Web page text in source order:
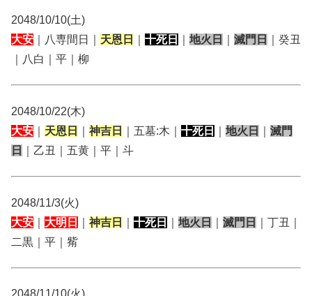
2048/10/10(土)
大安 ｜八専間日｜ 天恩日 十死日 地火日 滅門日
｜癸丑
｜八白｜平｜柳
2048/10/22(木)
大安
天恩日 神吉日 ｜五墓:木｜ 十死日 地火日
滅門
日
｜乙丑｜五黄｜平｜斗
2048/11/3(火)
大安
大明日 神吉日 十死日 地火日 滅門日
｜丁丑｜
二黒｜平｜觜